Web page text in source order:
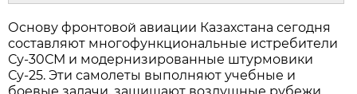
Основу фронтовой авиации Казахстана сегодня
составляют многофункциональные истребители
Су‑30СМ и модернизированные штурмовики
Су‑25. Эти самолеты выполняют учебные и